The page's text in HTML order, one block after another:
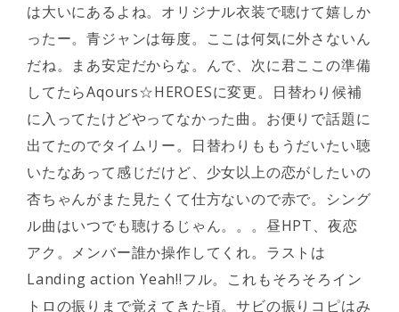
は大いにあるよね。オリジナル衣装で聴けて嬉しか
ったー。青ジャンは毎度。ここは何気に外さないん
だね。まあ安定だからな。んで、次に君ここの準備
してたらAqours☆HEROESに変更。日替わり候補
に入ってたけどやってなかった曲。お便りで話題に
出てたのでタイムリー。日替わりももうだいたい聴
いたなあって感じだけど、少女以上の恋がしたいの
杏ちゃんがまた見たくて仕方ないので赤で。シング
ル曲はいつでも聴けるじゃん。。。昼HPT、夜恋
アク。メンバー誰か操作してくれ。ラストは
Landing action Yeah!!フル。これもそろそろイン
トロの振りまで覚えてきた頃。サビの振りコピはみ